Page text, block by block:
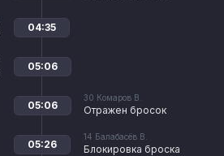
04:35
05:06
30 Комаров В.
Отражен бросок
05:06
14 Балабасёв В.
Блокировка броска
05:26